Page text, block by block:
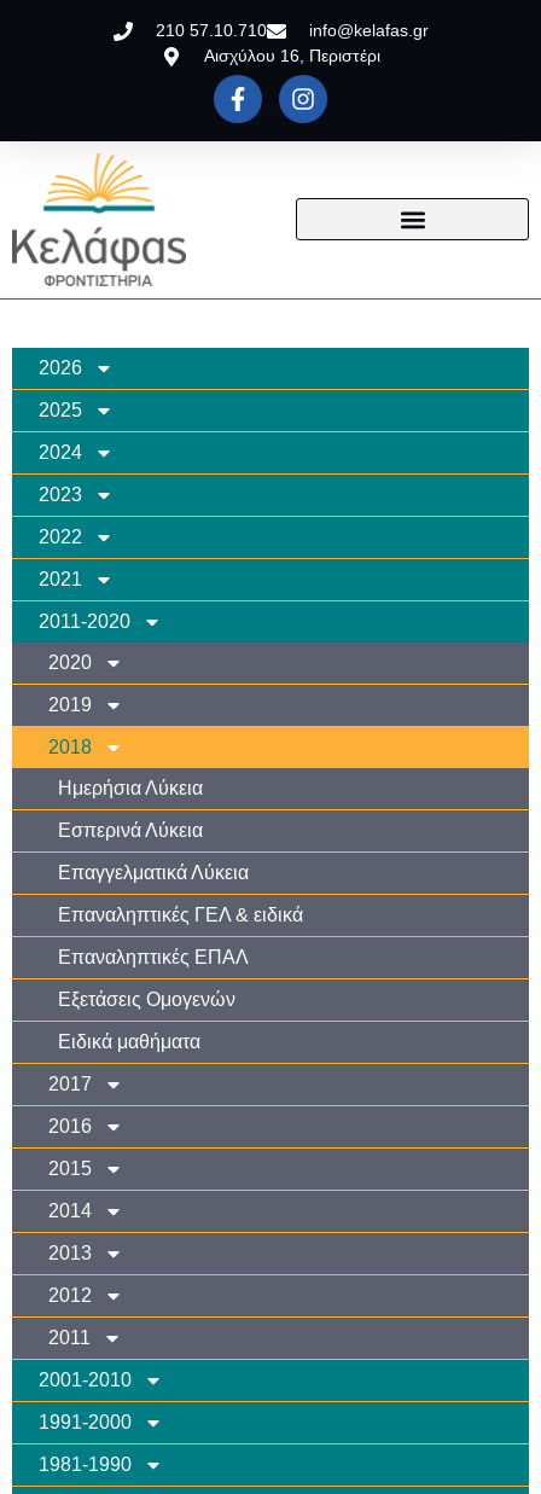
210 57.10.710
info@kelafas.gr
Αισχύλου 16, Περιστέρι
2026
2025
2024
2023
2022
2021
2011-2020
2020
2019
2018
Ημερήσια Λύκεια
Εσπερινά Λύκεια
Επαγγελματικά Λύκεια
Επαναληπτικές ΓΕΛ & ειδικά
Επαναληπτικές ΕΠΑΛ
Εξετάσεις Ομογενών
Ειδικά μαθήματα
2017
2016
2015
2014
2013
2012
2011
2001-2010
1991-2000
1981-1990